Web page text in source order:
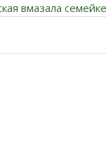
вмазала